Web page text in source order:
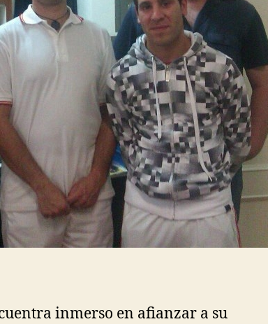
inmerso en afianzar a su